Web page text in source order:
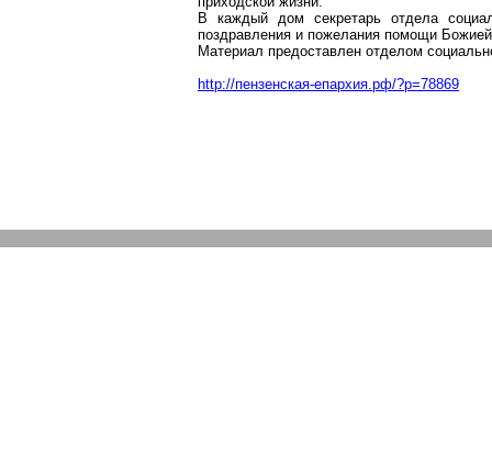
В каждый дом секретарь отдела
поздравления и пожелания помощи
Материал предоставлен отделом
http://пензенская-епархия.рф/?p=78869